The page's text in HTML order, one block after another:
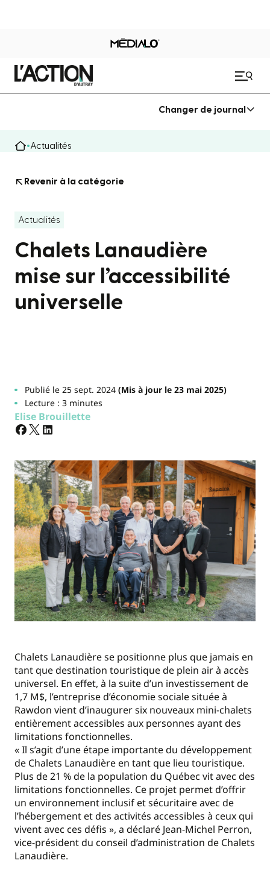
Changer de journal
Actualités
Revenir à la catégorie
Actualités
Chalets Lanaudière
mise sur l’accessibilité
universelle
Publié le 25 sept. 2024(Mis à jour le 23 mai 2025)
Lecture : 3 minutes
Elise Brouillette
Chalets Lanaudière se positionne plus que jamais en
tant que destination touristique de plein air à accès
universel. En effet, à la suite d’un investissement de
1,7 M$, l’entreprise d’économie sociale située à
Rawdon vient d’inaugurer six nouveaux mini-chalets
entièrement accessibles aux personnes ayant des
limitations fonctionnelles.
« Il s’agit d’une étape importante du développement
de Chalets Lanaudière en tant que lieu touristique.
Plus de 21 % de la population du Québec vit avec des
limitations fonctionnelles. Ce projet permet d’offrir
un environnement inclusif et sécuritaire avec de
l’hébergement et des activités accessibles à ceux qui
vivent avec ces défis », a déclaré Jean-Michel Perron,
vice-président du conseil d’administration de Chalets
Lanaudière.